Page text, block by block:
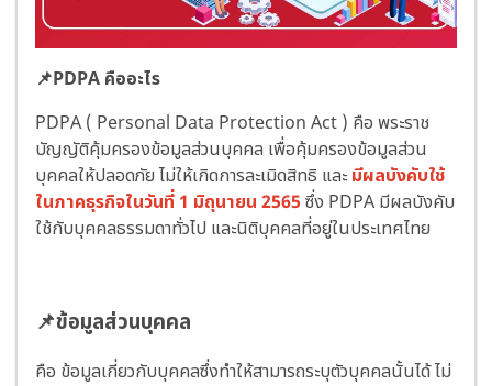
📌PDPA คืออะไร
PDPA ( Personal Data Protection Act ) คือ พระราช
บัญญัติคุ้มครองข้อมูลส่วนบุคคล เพื่อคุ้มครองข้อมูลส่วน
บุคคลให้ปลอดภัย ไม่ให้เกิดการละเมิดสิทธิ และมีผลบังคับใช้
ในภาคธุรกิจในวันที่ 1 มิถุนายน 2565 ซึ่ง PDPA มีผลบังคับ
ใช้กับบุคคลธรรมดาทั่วไป และนิติบุคคลที่อยู่ในประเทศไทย
📌ข้อมูลส่วนบุคคล
คือ ข้อมูลเกี่ยวกับบุคคลซึ่งทำให้สามารถระบุตัวบุคคลนั้นได้ ไม่